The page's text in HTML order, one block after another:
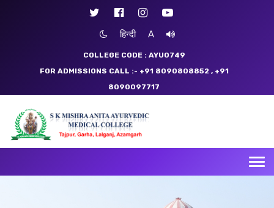
हिन्दी A
COLLEGE CODE : AYU0749
FOR ADMISSIONS CALL :- +91 8090808852 , +91
8090097717